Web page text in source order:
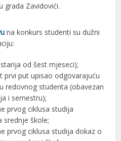
grada Zavidovići.
na konkurs studenti su dužni
od šest mjeseci);
prvi put upisao odgovarajuću
redovnog studenta (obavezan
i semestru);
prvog ciklusa studija
srednje škole;
prvog ciklusa studija dokaz o